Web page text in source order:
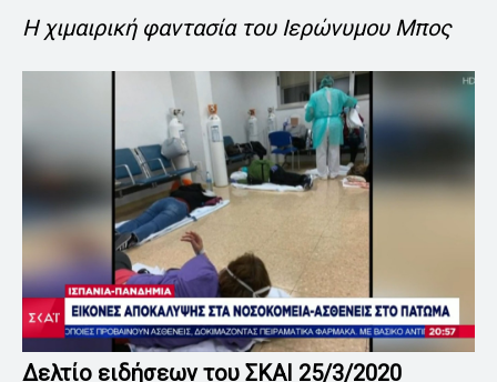
Η χιμαιρική φαντασία του Ιερώνυμου Μπος
Δελτίο ειδήσεων του ΣΚΑΙ 25/3/2020